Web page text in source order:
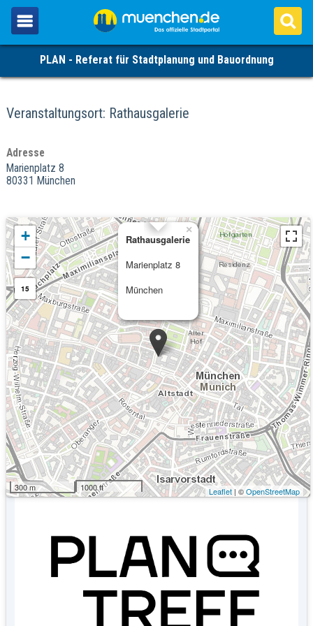
PLAN - Referat für Stadtplanung und Bauordnung
Veranstaltungsort: Rathausgalerie
Adresse
Marienplatz 8
80331 München
Rathausgalerie
Marienplatz 8
München
×
+
−
15
300 m 1000 ft Leaflet| ©OpenStreetMap
Kommende Veranstaltungen
Keine Veranstaltungen an diesem Ort